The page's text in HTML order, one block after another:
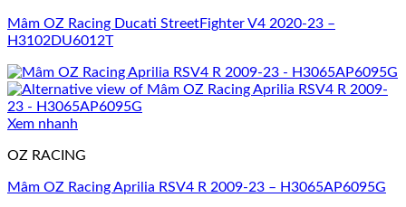
Mâm OZ Racing Ducati StreetFighter V4 2020-23 –
H3102DU6012T
Xem nhanh
OZ RACING
Mâm OZ Racing Aprilia RSV4 R 2009-23 – H3065AP6095G